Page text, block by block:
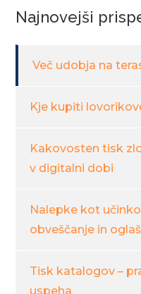
Najnovejši
Več udobja na
Kje kupiti
Kakovosten tisk
v digitalni dobi
Nalepke kot
obveščanje in
Tisk katalogov –
uspeha